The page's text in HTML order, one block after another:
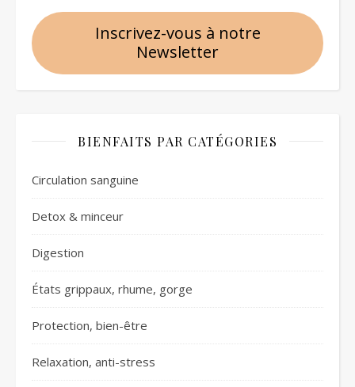
Inscrivez-vous à notre
Newsletter
BIENFAITS PAR CATÉGORIES
Circulation sanguine
Detox & minceur
Digestion
États grippaux, rhume, gorge
Protection, bien-être
Relaxation, anti-stress